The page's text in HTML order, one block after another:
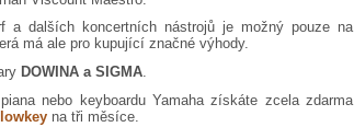
a dalších koncertních nástrojů je možný pouze na
má ale pro kupující značné výhody.
DOWINA a SIGMA
nebo keyboardu Yamaha získáte zcela zdarma
na tři měsíce.